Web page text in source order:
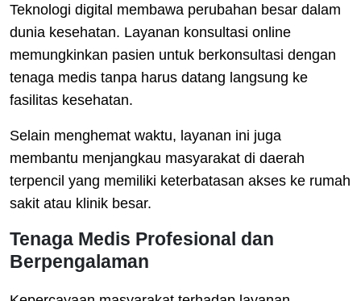
Teknologi digital membawa perubahan besar dalam
dunia kesehatan. Layanan konsultasi online
memungkinkan pasien untuk berkonsultasi dengan
tenaga medis tanpa harus datang langsung ke
fasilitas kesehatan.
Selain menghemat waktu, layanan ini juga
membantu menjangkau masyarakat di daerah
terpencil yang memiliki keterbatasan akses ke rumah
sakit atau klinik besar.
Tenaga Medis Profesional dan
Berpengalaman